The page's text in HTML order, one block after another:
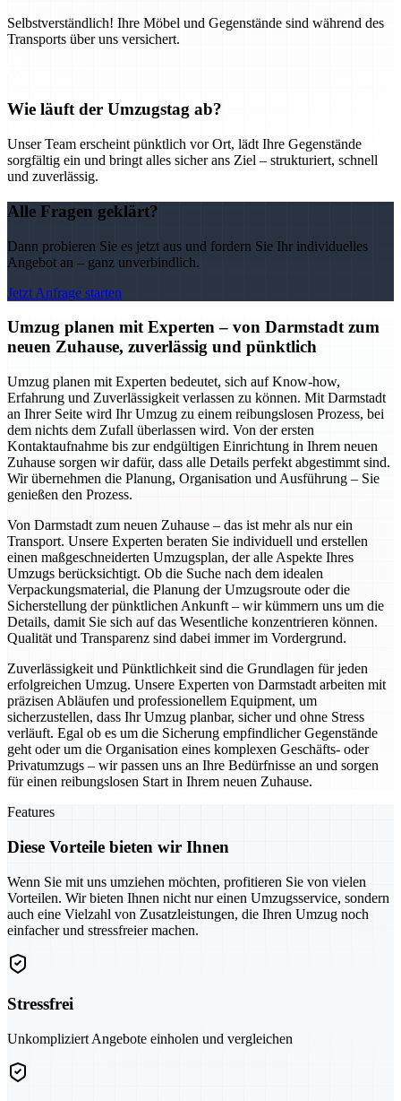
Selbstverständlich! Ihre Möbel und Gegenstände sind während des
Transports über uns versichert.
Wie läuft der Umzugstag ab?
Unser Team erscheint pünktlich vor Ort, lädt Ihre Gegenstände
sorgfältig ein und bringt alles sicher ans Ziel – strukturiert, schnell
und zuverlässig.
Alle Fragen geklärt?
Dann probieren Sie es jetzt aus und fordern Sie Ihr individuelles
Angebot an – ganz unverbindlich.
Jetzt Anfrage starten
Umzug planen mit Experten – von Darmstadt zum
neuen Zuhause, zuverlässig und pünktlich
Umzug planen mit Experten bedeutet, sich auf Know-how,
Erfahrung und Zuverlässigkeit verlassen zu können. Mit Darmstadt
an Ihrer Seite wird Ihr Umzug zu einem reibungslosen Prozess, bei
dem nichts dem Zufall überlassen wird. Von der ersten
Kontaktaufnahme bis zur endgültigen Einrichtung in Ihrem neuen
Zuhause sorgen wir dafür, dass alle Details perfekt abgestimmt sind.
Wir übernehmen die Planung, Organisation und Ausführung – Sie
genießen den Prozess.
Von Darmstadt zum neuen Zuhause – das ist mehr als nur ein
Transport. Unsere Experten beraten Sie individuell und erstellen
einen maßgeschneiderten Umzugsplan, der alle Aspekte Ihres
Umzugs berücksichtigt. Ob die Suche nach dem idealen
Verpackungsmaterial, die Planung der Umzugsroute oder die
Sicherstellung der pünktlichen Ankunft – wir kümmern uns um die
Details, damit Sie sich auf das Wesentliche konzentrieren können.
Qualität und Transparenz sind dabei immer im Vordergrund.
Zuverlässigkeit und Pünktlichkeit sind die Grundlagen für jeden
erfolgreichen Umzug. Unsere Experten von Darmstadt arbeiten mit
präzisen Abläufen und professionellem Equipment, um
sicherzustellen, dass Ihr Umzug planbar, sicher und ohne Stress
verläuft. Egal ob es um die Sicherung empfindlicher Gegenstände
geht oder um die Organisation eines komplexen Geschäfts- oder
Privatumzugs – wir passen uns an Ihre Bedürfnisse an und sorgen
für einen reibungslosen Start in Ihrem neuen Zuhause.
Features
Diese Vorteile bieten wir Ihnen
Wenn Sie mit uns umziehen möchten, profitieren Sie von vielen
Vorteilen. Wir bieten Ihnen nicht nur einen Umzugsservice, sondern
auch eine Vielzahl von Zusatzleistungen, die Ihren Umzug noch
einfacher und stressfreier machen.
Stressfrei
Unkompliziert Angebote einholen und vergleichen